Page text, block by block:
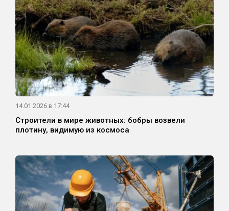
14.01.2026 в 17:44
Строители в мире животных: бобры возвели
плотину, видимую из космоса